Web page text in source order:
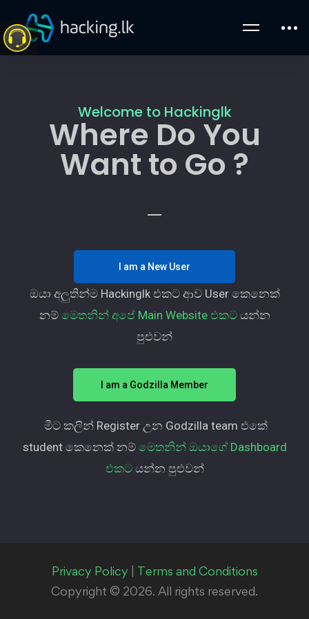
Welcome to Hackinglk
Where Do You
Want to Go ?
I am a New User
ඔයා අලුතින්ම Hackinglk එකට ආව User කෙනෙක්
නම් මෙතනින් අපේ Main Website එකටයන්න
පුළුවන්
I am a Godzilla Member
මීට කලින් Register උන Godzilla team එකේ
student කෙනෙක් නම් මෙතනින් ඔයාගේ Dashboard
එකටයන්න පුළුවන්
Privacy Policy
Terms and Conditions
Copyright © 2026. All rights reserved.